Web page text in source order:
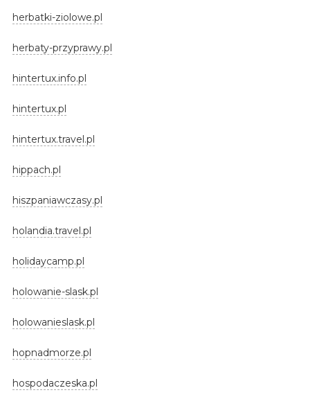
herbatki-ziolowe.pl
herbaty-przyprawy.pl
hintertux.info.pl
hintertux.pl
hintertux.travel.pl
hippach.pl
hiszpaniawczasy.pl
holandia.travel.pl
holidaycamp.pl
holowanie-slask.pl
holowanieslask.pl
hopnadmorze.pl
hospodaczeska.pl